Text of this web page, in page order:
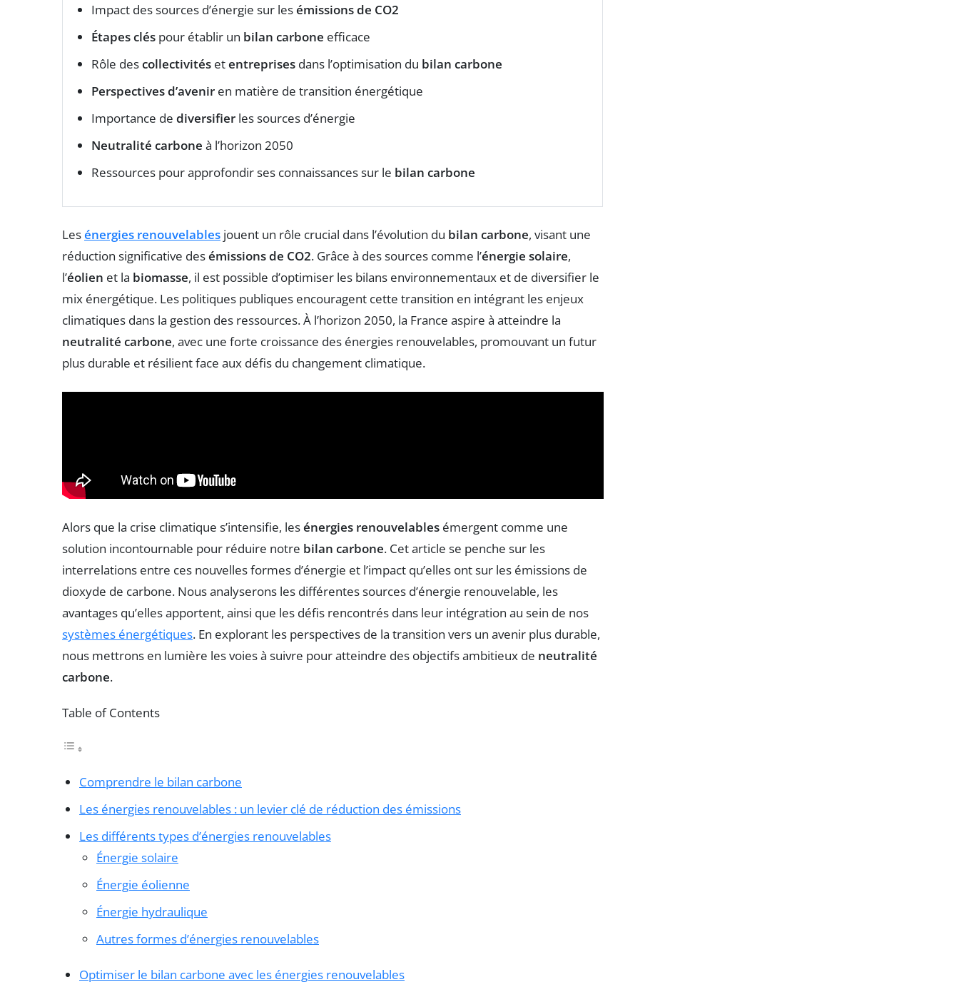
Impact des sources d’énergie sur lesémissions de CO2
Étapes clés pour établir un bilan carbone efficace
Rôle descollectivités etentreprises dans l’optimisation du bilan carbone
Perspectives d’avenir en matière de transition énergétique
Importance de diversifier les sources d’énergie
Neutralité carbone à l’horizon 2050
Ressources pour approfondir ses connaissances sur le bilan carbone
Lesénergies renouvelables jouent un rôle crucial dans l’évolution du bilan carbone, visant une
réduction significative desémissions de CO2. Grâce à des sources comme l’énergie solaire,
l’éolien et la biomasse, il est possible d’optimiser les bilans environnementaux et de diversifier le
mix énergétique. Les politiques publiques encouragent cette transition en intégrant les enjeux
climatiques dans la gestion des ressources. À l’horizon 2050, la France aspire à atteindre la
neutralité carbone, avec une forte croissance des énergies renouvelables, promouvant un futur
plus durable et résilient face aux défis du changement climatique.
Alors que la crise climatique s’intensifie, lesénergies renouvelables émergent comme une
solution incontournable pour réduire notre bilan carbone. Cet article se penche sur les
interrelations entre ces nouvelles formes d’énergie et l’impact qu’elles ont sur les émissions de
dioxyde de carbone. Nous analyserons les différentes sources d’énergie renouvelable, les
avantages qu’elles apportent, ainsi que les défis rencontrés dans leur intégration au sein de nos
systèmes énergétiques. En explorant les perspectives de la transition vers un avenir plus durable,
nous mettrons en lumière les voies à suivre pour atteindre des objectifs ambitieux de neutralité
carbone.
Table of Contents
Comprendre le bilan carbone
Les énergies renouvelables : un levier clé de réduction des émissions
Les différents types d’énergies renouvelables
Énergie solaire
Énergie éolienne
Énergie hydraulique
Autres formes d’énergies renouvelables
Optimiser le bilan carbone avec les énergies renouvelables